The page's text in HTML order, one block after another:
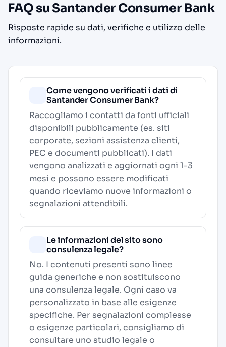
FAQ su Santander Consumer Bank
Risposte rapide su dati, verifiche e utilizzo delle
informazioni.
Come vengono verificati i dati di
Santander Consumer Bank?
Raccogliamo i contatti da fonti ufficiali
disponibili pubblicamente (es. siti
corporate, sezioni assistenza clienti,
PEC e documenti pubblicati). I dati
vengono analizzati e aggiornati ogni 1-3
mesi e possono essere modificati
quando riceviamo nuove informazioni o
segnalazioni attendibili.
Le informazioni del sito sono
consulenza legale?
No. I contenuti presenti sono linee
guida generiche e non sostituiscono
una consulenza legale. Ogni caso va
personalizzato in base alle esigenze
specifiche. Per segnalazioni complesse
o esigenze particolari, consigliamo di
consultare uno studio legale o